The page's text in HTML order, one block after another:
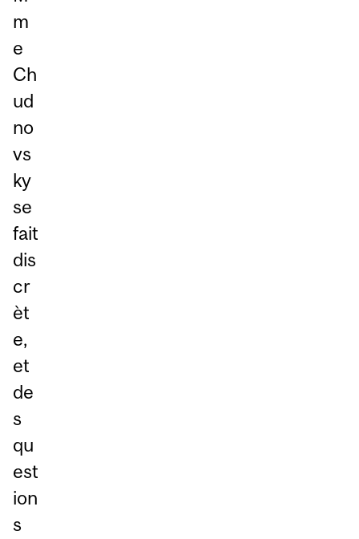
m
e
Ch
ud
no
vs
ky
se
fait
dis
cr
èt
e,
et
de
s
qu
est
ion
s